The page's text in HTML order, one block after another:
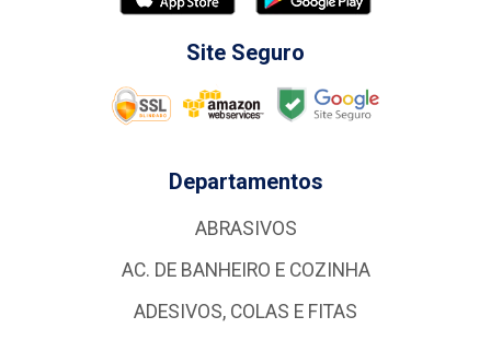
Site Seguro
Departamentos
ABRASIVOS
AC. DE BANHEIRO E COZINHA
ADESIVOS, COLAS E FITAS